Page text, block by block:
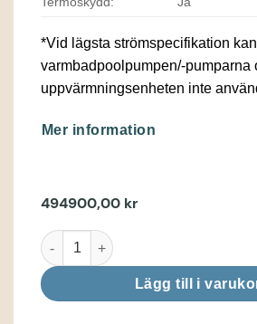
*Vid lägsta strömspecifikation kan
varmbadpoolpumpen/-pumparna
uppvärmningsenheten inte
Mer information
494900,00 kr
Amazonas Turbine mängd
Lägg till i